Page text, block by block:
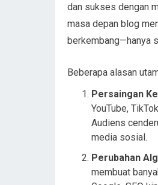
dan sukses dengan
masa depan blog
berkembang—hanya
Beberapa alasan
Persaingan
YouTube,
Audiens
media sosial.
Perubahan
membuat